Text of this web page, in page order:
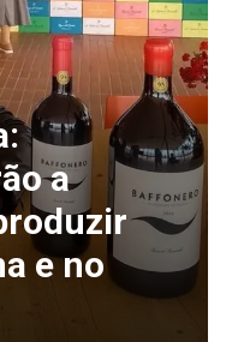
a
e no